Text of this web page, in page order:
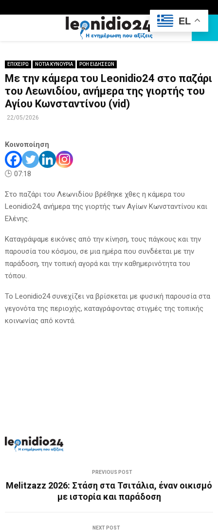
MENU
ΕΠΙΧΕΙΡΩ ΝΟΤΙΑ ΚΥΝΟΥΡΙΑ ΡΟΗ ΕΙΔΗΣΕΩΝ
Με την κάμερα του Leonidio24 στο παζάρι
του Λεωνιδίου, ανήμερα της γιορτής του
Αγίου Κωνσταντίνου (vid)
22/05/2026
Κοινοποίηση
🕒 07:18
Στο παζάρι του Λεωνιδίου βρέθηκε χθες η κάμερα του
Leonidio24, ανήμερα της γιορτής των Αγίων Κωνσταντίνου και
Ελένης.
Καταγράψαμε εικόνες από την κίνηση, τους πάγκους και την
παρουσία του κόσμου, σε μια ημέρα που συνδέεται με την
παράδοση, την τοπική αγορά και την καθημερινότητα του
τόπου.
Το Leonidio24 συνεχίζει να βρίσκεται με φυσική παρουσία στα
γεγονότα της περιοχής, καταγράφοντας στιγμές της τοπικής
κοινωνίας από κοντά.
PREVIOUS POST
Melitzazz 2026: Στάση στα Τσιτάλια, έναν οικισμό
με ιστορία και παράδοση
NEXT POST
EL